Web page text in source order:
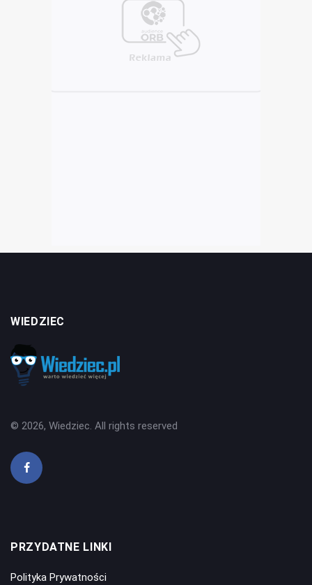
WIEDZIEC
© 2026, Wiedziec. All rights reserved
PRZYDATNE LINKI
Polityka Prywatności